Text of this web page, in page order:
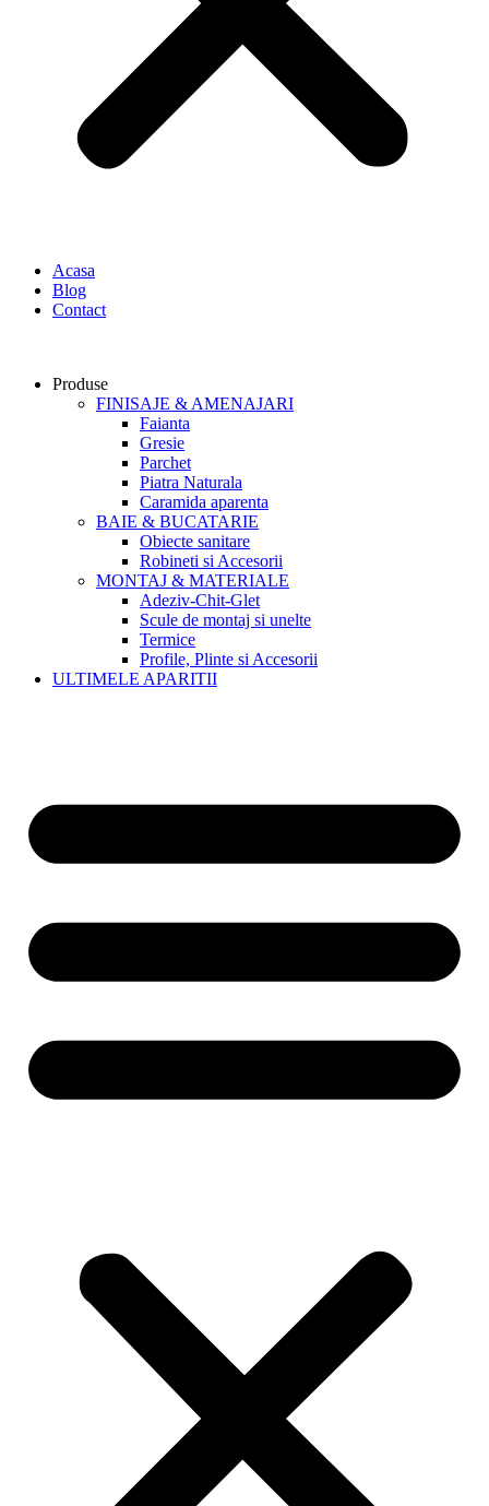
Acasa
Blog
Contact
Produse
FINISAJE & AMENAJARI
Faianta
Gresie
Parchet
Piatra Naturala
Caramida aparenta
BAIE & BUCATARIE
Obiecte sanitare
Robineti si Accesorii
MONTAJ & MATERIALE
Adeziv-Chit-Glet
Scule de montaj si unelte
Termice
Profile, Plinte si Accesorii
ULTIMELE APARITII